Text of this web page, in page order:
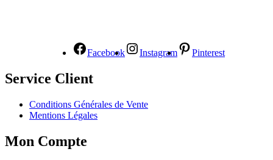
Facebook Instagram Pinterest
Service Client
Conditions Générales de Vente
Mentions Légales
Mon Compte